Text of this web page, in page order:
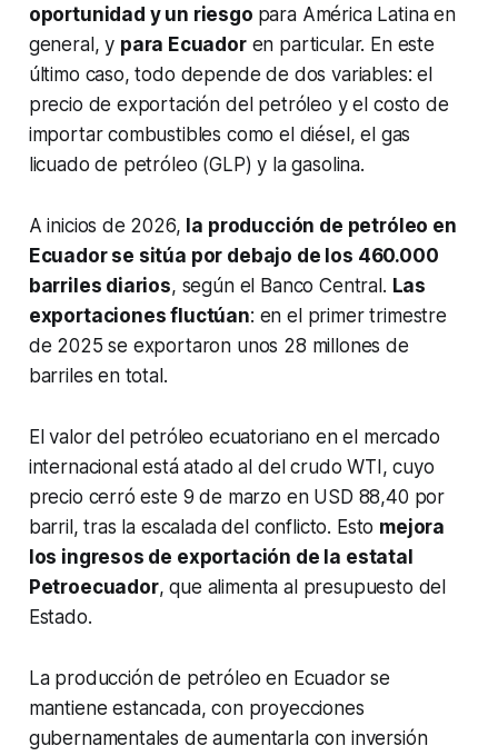
oportunidad y un riesgo para América Latina en
general, y para Ecuadoren particular. En este
último caso, todo depende de dos variables: el
precio de exportación del petróleo y el costo de
importar combustibles como el diésel, el gas
licuado de petróleo (GLP) y la gasolina.
A inicios de 2026, la producción de petróleo en
Ecuador se sitúa por debajo de los 460.000
barriles diarios, según el Banco Central. Las
exportaciones fluctúan: en el primer trimestre
de 2025 se exportaron unos 28 millones de
barriles en total.
El valor del petróleo ecuatoriano en el mercado
internacional está atado al del crudo WTI, cuyo
precio cerró este 9 de marzo en USD 88,40 por
barril, tras la escalada del conflicto. Esto mejora
los ingresos de exportación de la estatal
Petroecuador, que alimenta al presupuesto del
Estado.
La producción de petróleo en Ecuador se
mantiene estancada, con proyecciones
gubernamentales de aumentarla con inversión